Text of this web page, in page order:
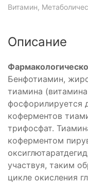
Витамин,
Описание
Бенфотиамин,
тиамина
фосфорилируется
коферментов
трифосфат.
коферментом
участвуя, таким
цикле окисления